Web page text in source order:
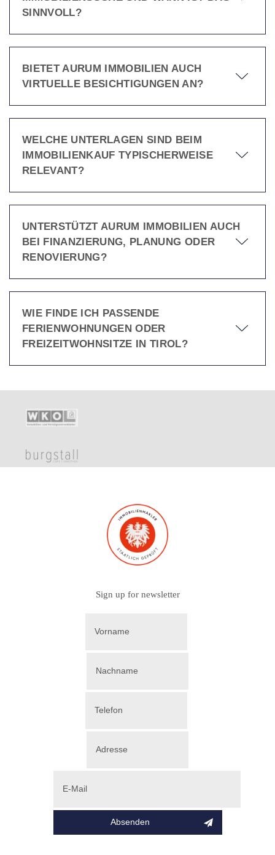
SINNVOLL?
BIETET AURUM IMMOBILIEN AUCH
VIRTUELLE BESICHTIGUNGEN AN?
WELCHE UNTERLAGEN SIND BEIM
IMMOBILIENKAUF TYPISCHERWEISE
RELEVANT?
UNTERSTÜTZT AURUM IMMOBILIEN AUCH
BEI FINANZIERUNG, PLANUNG ODER
RENOVIERUNG?
WIE FINDE ICH PASSENDE
FERIENWOHNUNGEN ODER
FREIZEITWOHNSITZE IN TIROL?
Sign up for newsletter